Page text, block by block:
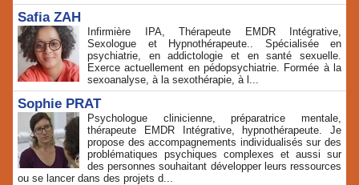
Safia ZAH
Infirmière IPA, Thérapeute EMDR Intégrative,
Sexologue et Hypnothérapeute.. Spécialisée en
psychiatrie, en addictologie et en santé sexuelle.
Exerce actuellement en pédopsychiatrie. Formée à la
sexoanalyse, à la sexothérapie, à l...
Sophie PRAT
Psychologue clinicienne, préparatrice mentale,
thérapeute EMDR Intégrative, hypnothérapeute. Je
propose des accompagnements individualisés sur des
problématiques psychiques complexes et aussi sur
des personnes souhaitant développer leurs ressources
ou se lancer dans des projets d...